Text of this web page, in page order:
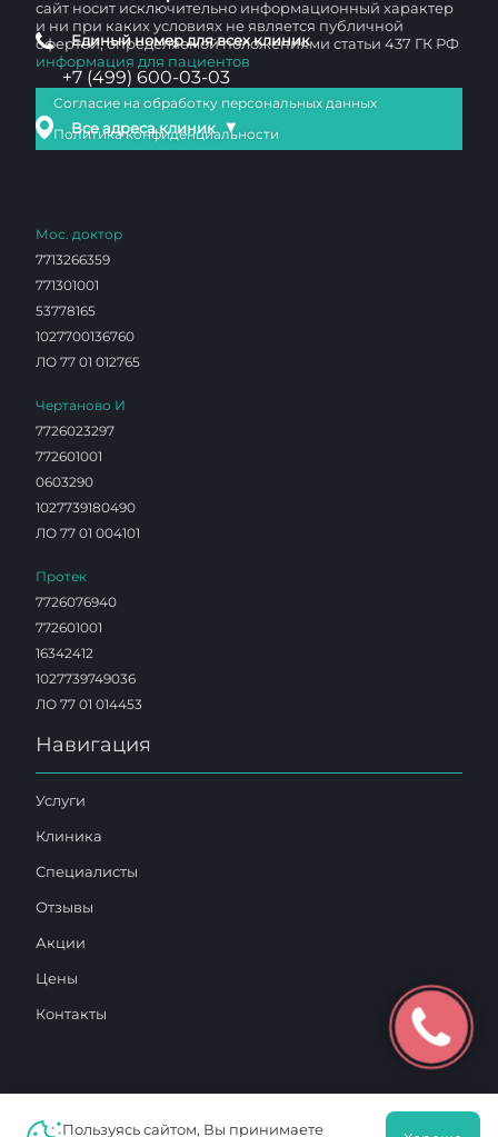
Единый номер для всех клиник
+7 (499) 600-03-03
Все адреса клиник ▼
сайт носит исключительно информационный характер
и ни при каких условиях не является публичной
офертой, определяемой положениями статьи 437 ГК РФ
информация для пациентов
Согласие на обработку персональных данных
Политика конфиденциальности
Мос. доктор
7713266359
771301001
53778165
1027700136760
ЛО 77 01 012765
Чертаново И
7726023297
772601001
0603290
1027739180490
ЛО 77 01 004101
Протек
7726076940
772601001
16342412
1027739749036
ЛО 77 01 014453
Навигация
Услуги
Клиника
Специалисты
Отзывы
Акции
Цены
Контакты
Пользуясь сайтом, Вы принимаете